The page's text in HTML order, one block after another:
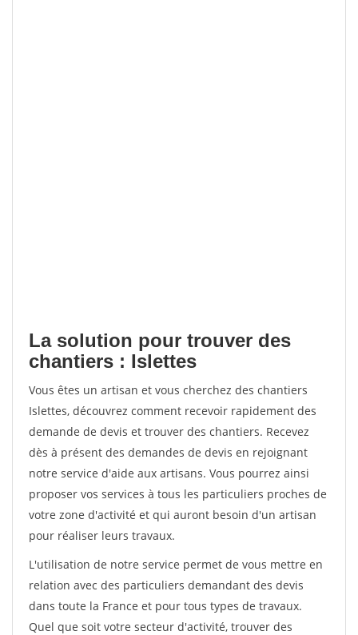
La solution pour trouver des
chantiers : Islettes
Vous êtes un artisan et vous cherchez des chantiers
Islettes, découvrez comment recevoir rapidement des
demande de devis et trouver des chantiers. Recevez
dès à présent des demandes de devis en rejoignant
notre service d'aide aux artisans. Vous pourrez ainsi
proposer vos services à tous les particuliers proches de
votre zone d'activité et qui auront besoin d'un artisan
pour réaliser leurs travaux.
L'utilisation de notre service permet de vous mettre en
relation avec des particuliers demandant des devis
dans toute la France et pour tous types de travaux.
Quel que soit votre secteur d'activité, trouver des